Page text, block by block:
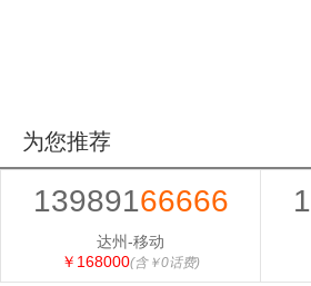
为您推荐
13989166666
达州-移动
￥168000(含￥0话费)
1